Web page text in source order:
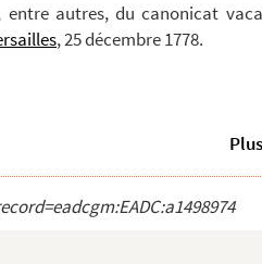
entre autres, du canonicat
, 25 décembre 1778.
Plus